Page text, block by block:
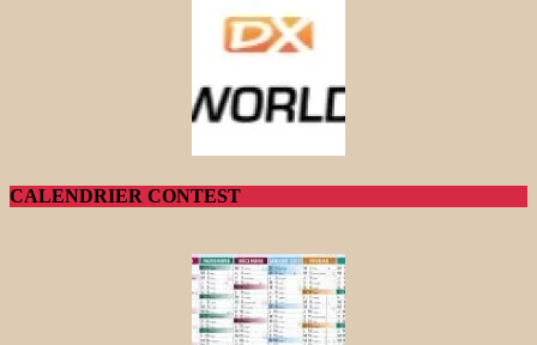
CALENDRIER CONTEST